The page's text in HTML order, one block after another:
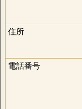
住所
電話番号